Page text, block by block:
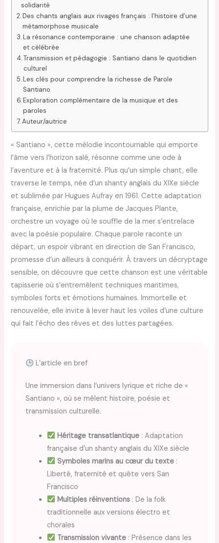
solidarité
Des chants anglais aux rivages français : l’histoire d’une
métamorphose musicale
La résonance contemporaine : une chanson adaptée
et célébrée
Transmission et pédagogie : Santiano dans le quotidien
culturel
Les clés pour comprendre la richesse de Parole
Santiano
Exploration complémentaire de la musique et des
paroles
Auteur/autrice
« Santiano », cette mélodie incontournable qui emporte
l’âme vers l’horizon salé, résonne comme une ode à
l’aventure et à la fraternité. Plus qu’un simple chant, elle
traverse le temps, née d’un shanty anglais du XIXe siècle
et sublimée par Hugues Aufray en 1961. Cette adaptation
française, enrichie par la plume de Jacques Plante,
orchestre un voyage où le souffle de la mer s’entrelace
avec la poésie populaire. Chaque parole raconte un
départ, un espoir vibrant en direction de San Francisco,
promesse d’un ailleurs à conquérir. À travers un décryptage
sensible, on découvre que cette chanson est une véritable
tapisserie où s’entremêlent techniques maritimes,
symboles forts et émotions humaines. Immortelle et
renouvelée, elle invite à lever haut les voiles d’une culture
qui fait l’écho des rêves et des luttes partagées.
L’article en bref
Une immersion dans l’univers lyrique et riche de «
Santiano », où se mêlent histoire, poésie et
transmission culturelle.
Héritage transatlantique: Adaptation
française d’un shanty anglais du XIXe siècle
Symboles marins au cœur du texte:
Liberté, fraternité et quête vers San
Francisco
Multiples réinventions: De la folk
traditionnelle aux versions électro et
chorales
Transmission vivante: Présence dans les